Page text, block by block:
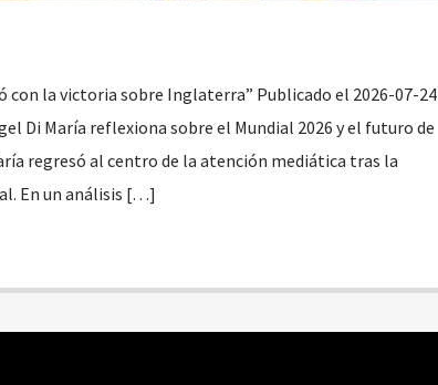
con la victoria sobre Inglaterra” Publicado el 2026-07-24
Di María reflexiona sobre el Mundial 2026 y el futuro de
regresó al centro de la atención mediática tras la
En un análisis […]